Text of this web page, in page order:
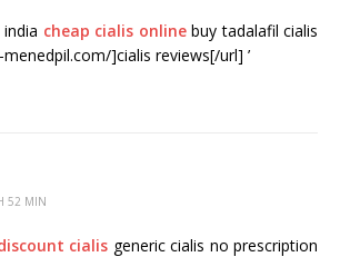
cheap cialis onlinebuy tadalafil cialis
]cialis reviews[/url] ’
52 MIN
cialis generic cialis no prescription